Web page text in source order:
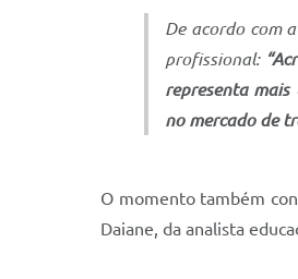
De acordo com
profissional:
representa
no mercado de
O momento também
Daiane, da analista